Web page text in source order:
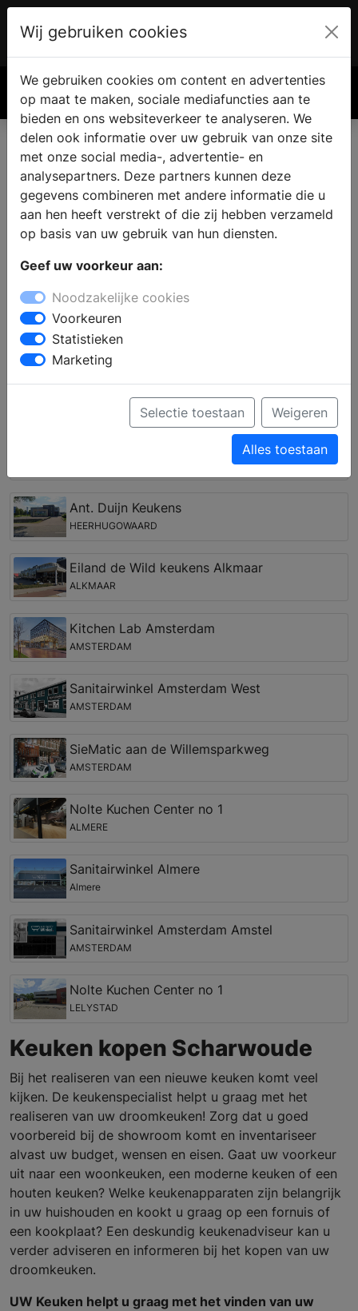
€ 0.00
Keukens in Scharwoude
Zoekt u een keukenzaak voor een nieuwe keuken in
Scharwoude ? In de showroom kunt u kiezen uit
verschillende keukenstijlen: een moderne keuken, een
afspraak en laat u informeren over de verschillende
mogelijkheden op het gebied van keukenapparatuur,
werkbladen en opbergmogelijkheden. Uw specifieke
wensen kunnen door het ervaren team worden vertaald
Keukenwinkels in de regio Scharwoude
Ant. Duijn Keukens
HEERHUGOWAARD
Eiland de Wild keukens Alkmaar
ALKMAAR
Kitchen Lab Amsterdam
AMSTERDAM
Sanitairwinkel Amsterdam West
AMSTERDAM
SieMatic aan de Willemsparkweg
AMSTERDAM
Nolte Kuchen Center no 1
ALMERE
Sanitairwinkel Almere
Almere
Sanitairwinkel Amsterdam Amstel
AMSTERDAM
Nolte Kuchen Center no 1
LELYSTAD
Keuken kopen Scharwoude
Bij het realiseren van een nieuwe keuken komt veel
kijken. De keukenspecialist helpt u graag met het
realiseren van uw droomkeuken! Zorg dat u goed
voorbereid bij de showroom komt en inventariseer
alvast uw budget, wensen en eisen. Gaat uw voorkeur
uit naar een woonkeuken, een moderne keuken of een
houten keuken? Welke keukenapparaten zijn belangrijk
in uw huishouden en kookt u graag op een fornuis of
een kookplaat? Een deskundig keukenadviseur kan u
verder adviseren en informeren bij het kopen van uw
droomkeuken.
UW Keuken helpt u graag met het vinden van uw
Wij gebruiken cookies
We gebruiken cookies om content en advertenties
op maat te maken, sociale mediafuncties aan te
bieden en ons websiteverkeer te analyseren. We
delen ook informatie over uw gebruik van onze site
met onze social media-, advertentie- en
analysepartners. Deze partners kunnen deze
gegevens combineren met andere informatie die u
aan hen heeft verstrekt of die zij hebben verzameld
op basis van uw gebruik van hun diensten.
Geef uw voorkeur aan:
Noodzakelijke cookies
Voorkeuren
Statistieken
Marketing
Selectie toestaan Weigeren
Alles toestaan